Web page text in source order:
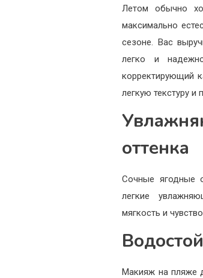
Летом обычно
максимально
сезоне. Вас
легко и
корректирующий
легкую текстуру
оттенка
Сочные ягодные
легкие
мягкость и
Макияж на пляже